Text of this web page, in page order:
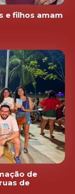
e filhos amam
de
de